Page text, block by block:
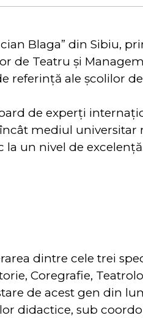
Blaga” din Sibiu,
de Teatru și
referință ale școlilor
de experți
mediul
un nivel de
dintre cele trei
Coregrafie,
de acest gen din
didactice, sub